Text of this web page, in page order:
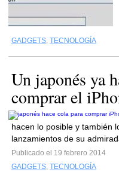
GADGETS, TECNOLOGÍA
Un japonés ya
comprar el
hacen lo posible y también
lanzamientos de su
Publicado el 19 febrero 2014
GADGETS, TECNOLOGÍA